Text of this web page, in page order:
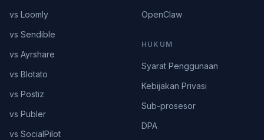
vs Loomly
vs Sendible
vs Ayrshare
vs Blotato
vs Postiz
vs Publer
vs SocialPilot
OpenClaw
HUKUM
Syarat Penggunaan
Kebijakan Privasi
Sub-prosesor
DPA